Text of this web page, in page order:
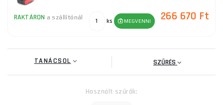
RAKTÁRON a szállítónál ks MEGVENNI 266 670 Ft
TANÁCSOL SZŰRÉS
Használt szűrők: